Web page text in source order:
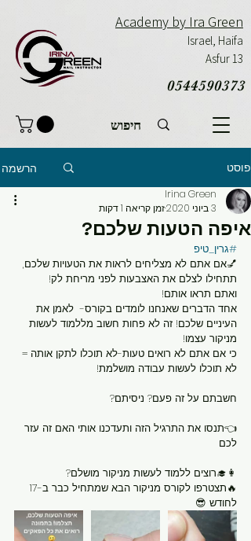
0544590373
Academy by Ira Green
Israel, Haifa
Asfur 13
פוסט הרשמה
איפה הטעות שלכם?
Irina Green
3 ביוני 2020
זמן קריאה 1 דקות
#גרין_טיפ
💅אם אתם לא מצליחים לראות את הטעויות שלכם,
תתחילו לצלם את האצבעות לפני מריחת לק!
ואתם תראו אותם!
אחד הדברים שאנחנו לומדים בקורס-  לאמן את
העיניים שלכם! זה לא פחות חשוב מללמוד לעשות
מניקור עצמו!
כי אם אתם לא רואים טעות-לא תוכלו לתקן אותה =
לא תוכלו לעשות עבודה מושלמת!
חשבתם על זה פעם? ניסיתם?
👈תנסו את התרגיל הזה ותעדכנו אותי האם זה עזר
לכם
👩‍🎓רוצים ללמוד לעשות מניקור מושלם?
לחודש 😎